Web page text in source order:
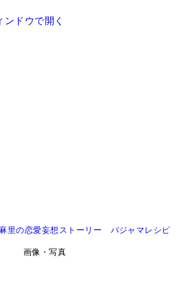
ンドウで開く
里の恋愛妄想ストーリー パジャマレシピ
画像・写真